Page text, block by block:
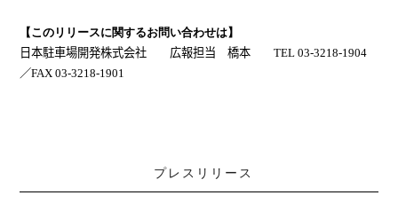
【このリリースに関するお問い合わせは】
日本駐車場開発株式会社 広報担当 橋本TEL 03-3218-1904
／FAX 03-3218-1901
プレスリリース